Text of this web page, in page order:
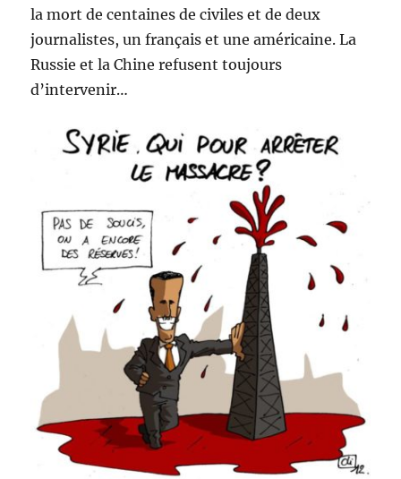
la mort de centaines de civiles et de deux
journalistes, un français et une américaine. La
Russie et la Chine refusent toujours
d’intervenir…